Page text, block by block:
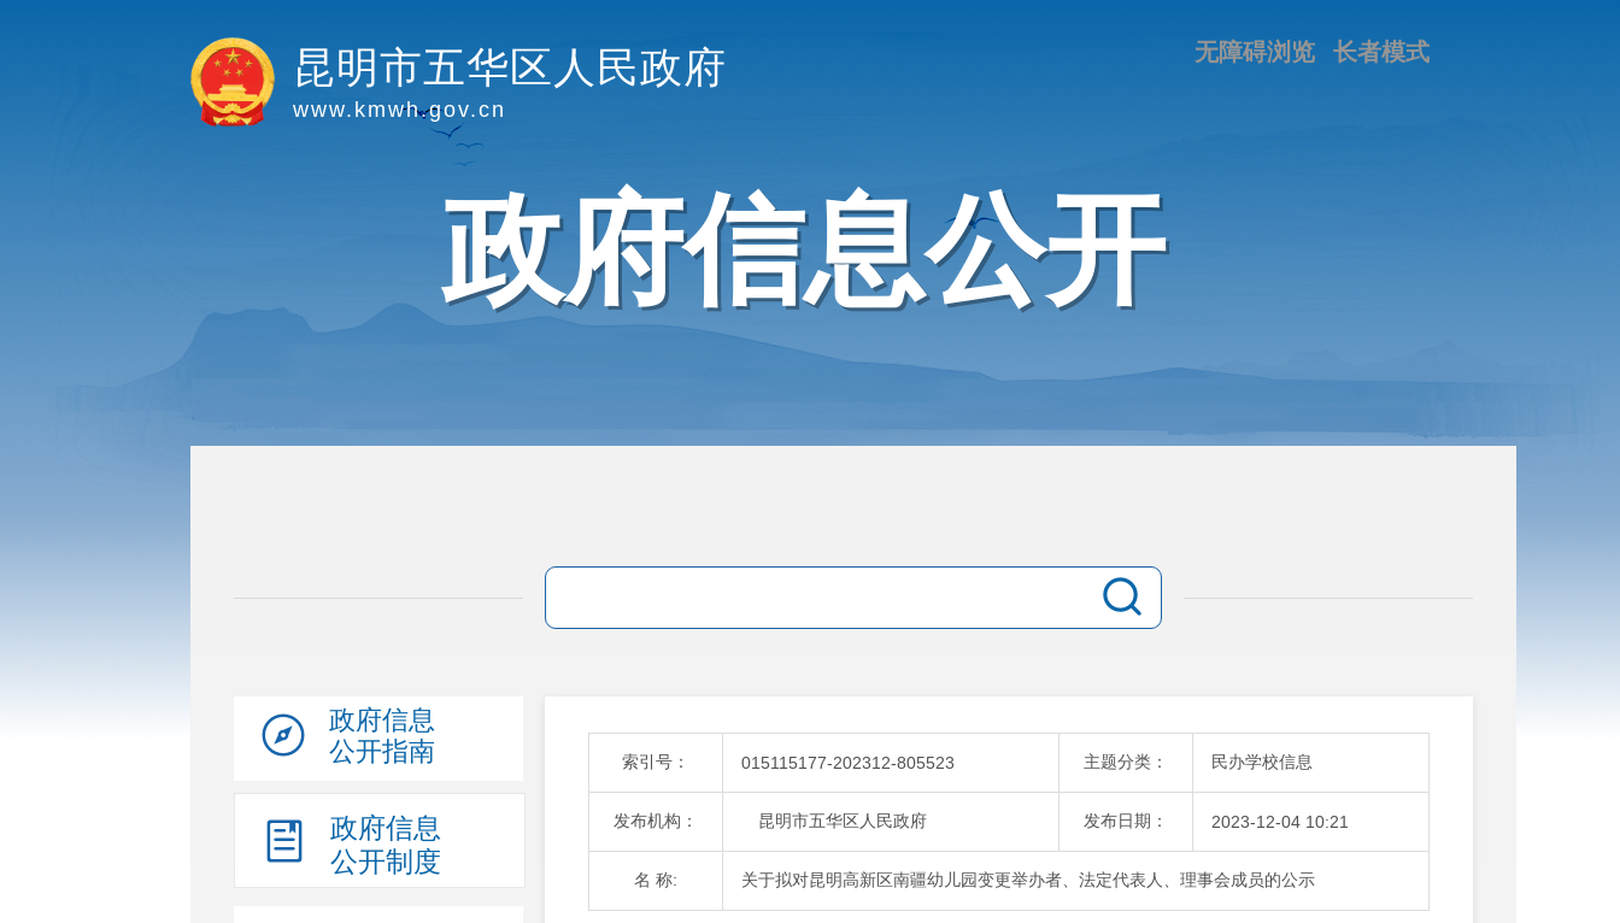
昆明市五华区人民政府
www.kmwh.gov.cn
长者模式
无障碍浏览
政府信息公开
政府信息
公开指南
政府信息
公开制度
索引号： 015115177-202312-805523 主题分类： 民办学校信息
发布机构： 昆明市五华区人民政府 发布日期： 2023-12-04 10:21
名 称: 关于拟对昆明高新区南疆幼儿园变更举办者、法定代表人、理事会成员的公示